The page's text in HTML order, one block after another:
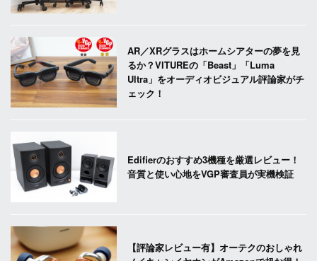
AR／XRグラスはホームシアターの夢を見
るか？VITUREの「Beast」「Luma
Ultra」をオーディオビジュアル評論家がチ
ェック！
Edifierのおすすめ3機種を厳選レビュー！
音質と使い心地をVGP審査員が実機検証
【評論家レビュー有】オーテクのおしゃれ